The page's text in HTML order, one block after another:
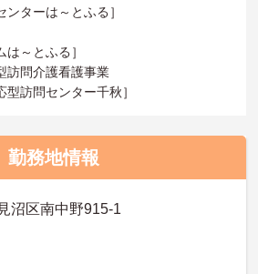
ンターは～とふる］
は～とふる］
訪問介護看護事業
型訪問センター千秋］
勤務地情報
沼区南中野915-1